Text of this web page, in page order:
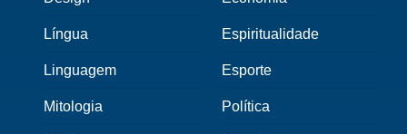
Língua
Linguagem
Mitologia
Espiritualidade
Esporte
Política